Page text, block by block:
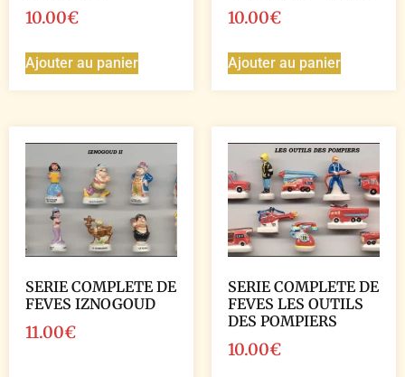
10.00€
Ajouter au panier
10.00€
Ajouter au panier
SERIE COMPLETE DE
FEVES IZNOGOUD
11.00€
SERIE COMPLETE DE
FEVES LES OUTILS
DES POMPIERS
10.00€